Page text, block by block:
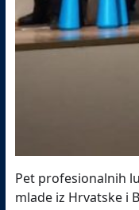
Pet profesionalnih
mlade iz Hrvatske i